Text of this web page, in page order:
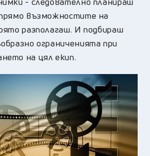
възможностите на
разполагаш. И подбираш
ограниченията при
на цял екип.